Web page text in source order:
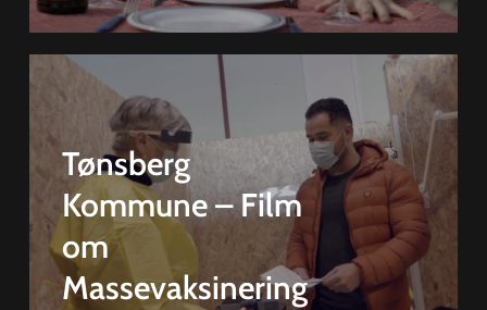
Tønsberg
Kommune – Film
om
Massevaksinering